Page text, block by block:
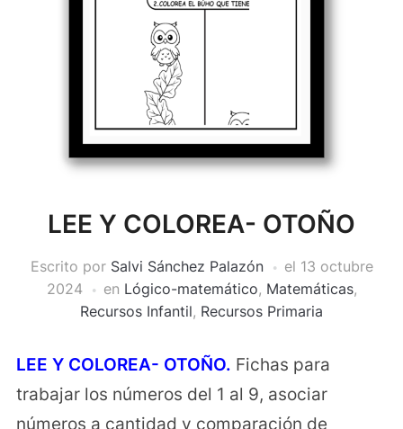
LEE Y COLOREA- OTOÑO
Escrito por Salvi Sánchez Palazón el 13 octubre
2024
en Lógico-matemático, Matemáticas,
Recursos Infantil, Recursos Primaria
LEE Y COLOREA- OTOÑO. Fichas para
trabajar los números del 1 al 9, asociar
números a cantidad y comparación de